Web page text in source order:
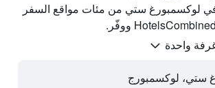
لوكسمبورغ ستي من مئات مواقع السفر
ستي، لوكسمبورج